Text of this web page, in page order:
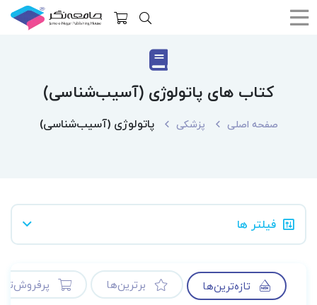
کتاب های پاتولوژی (آسیب‌شناسی)
صفحه اصلی پزشکی پاتولوژی (آسیب‌شناسی)
فیلتر ها
تازه‌ترین‌ها برترین‌ها